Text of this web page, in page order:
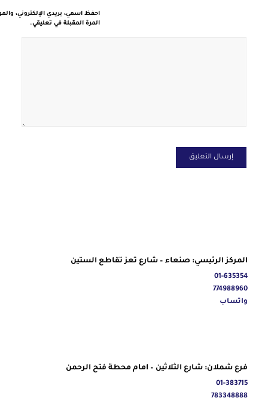
احفظ اسمي، بريدي الإلكتروني،
المرة المقبلة في تعليقي.
المركز الرئيسي: صنعاء – شارع تعز تقاطع الستين
01-635354
774988960
واتساب
فرع شملان: شارع الثلاثين – امام محطة فتح الرحمن
01-383715
783348888